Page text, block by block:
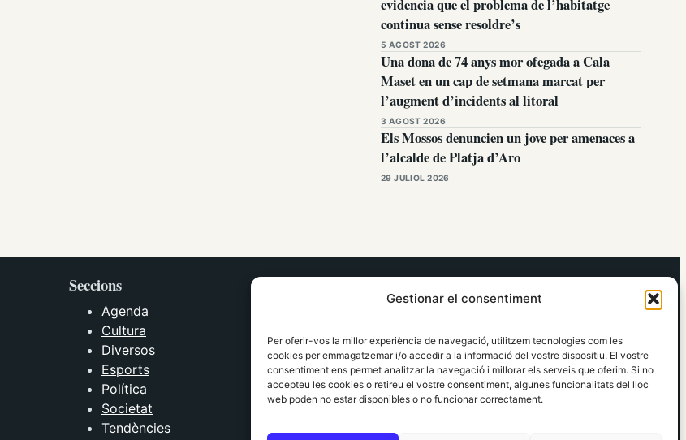
Gestionar el consentiment
Per oferir-vos la millor experiència de navegació, utilitzem tecnologies com les
cookies per emmagatzemar i/o accedir a la informació del vostre dispositiu. El vostre
consentiment ens permet analitzar la navegació i millorar els serveis que oferim. Si no
accepteu les cookies o retireu el vostre consentiment, algunes funcionalitats del lloc
web poden no estar disponibles o no funcionar correctament.
evidencia que el problema de l’habitatge
continua sense resoldre’s
5 AGOST 2026
Una dona de 74 anys mor ofegada a Cala
Maset en un cap de setmana marcat per
l’augment d’incidents al litoral
3 AGOST 2026
Els Mossos denuncien un jove per amenaces a
l’alcalde de Platja d’Aro
29 JULIOL 2026
Seccions
Agenda
Cultura
Diversos
Esports
Política
Societat
Tendències
elRidaura.com
Política de Cookies
Política Editorial